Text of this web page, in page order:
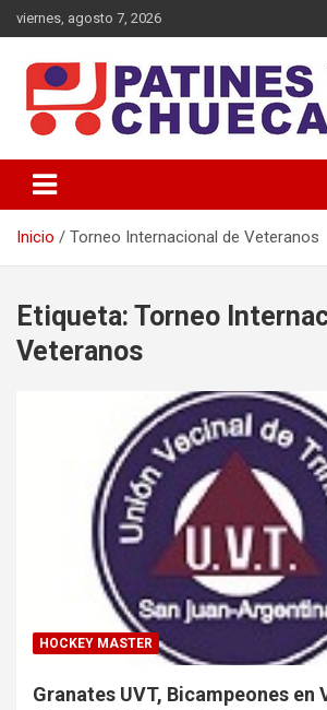
Saltar
al
viernes, agosto 7, 2026
Patines y Chuecas
Inicio Torneo Internacional de Veteranos
Etiqueta: Torneo
Veteranos
HOCKEY MASTER
Granates UVT, Bicampeones en